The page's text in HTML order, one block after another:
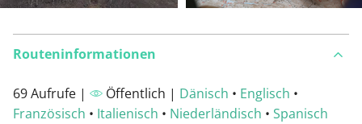
Routeninformationen
69 Aufrufe | Öffentlich | Dänisch • Englisch •
Französisch • Italienisch • Niederländisch • Spanisch